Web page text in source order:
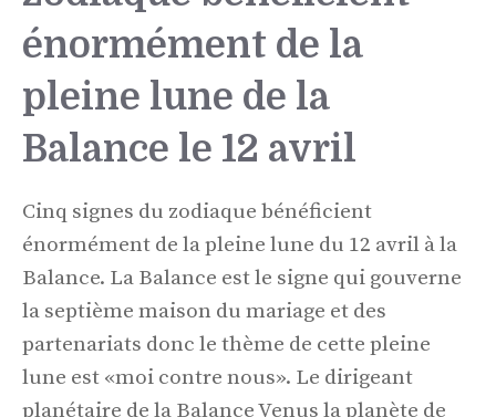
énormément de la
pleine lune de la
Balance le 12 avril
Cinq signes du zodiaque bénéficient
énormément de la pleine lune du 12 avril à la
Balance. La Balance est le signe qui gouverne
la septième maison du mariage et des
partenariats donc le thème de cette pleine
lune est «moi contre nous». Le dirigeant
planétaire de la Balance Venus la planète de